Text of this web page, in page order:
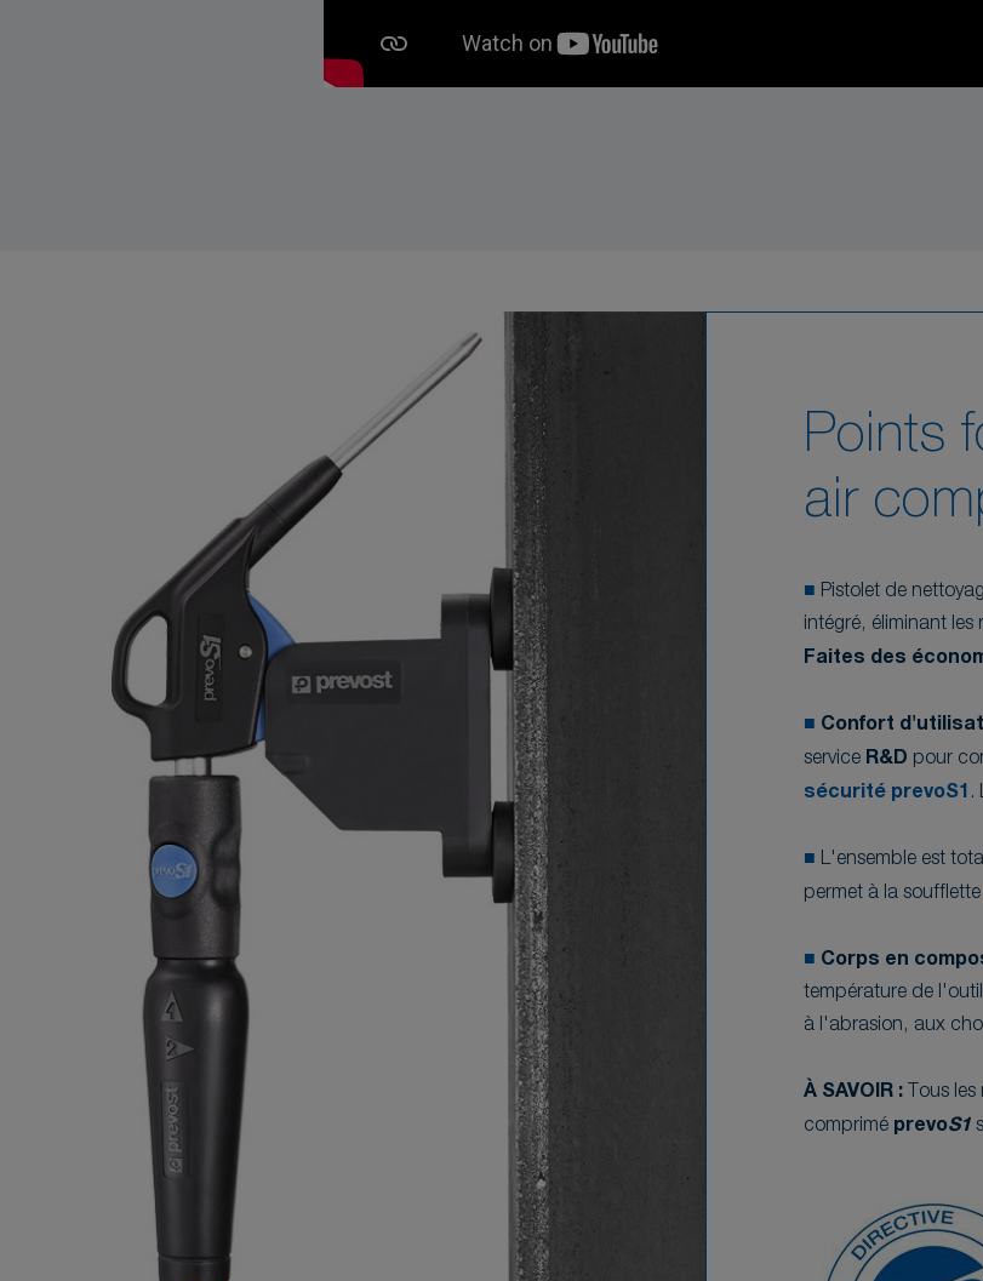
Points
air
■ Pistolet de
intégré, éliminant les
Faites des
■ Confort
service R&D pour
sécurité prevoS1 .
■ L'ensemble est
permet à la soufflette
■ Corps en
température de
à l'abrasion, aux
À SAVOIR : Tous
comprimé prevoS1